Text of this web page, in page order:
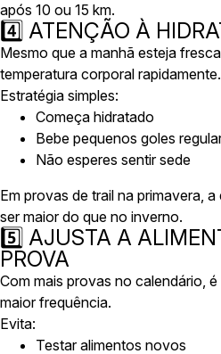
após 10 ou 15 km.
4️⃣ ATENÇÃO À
Mesmo que a manhã esteja
temperatura corporal rapidamente.
Estratégia simples:
Começa hidratado
Bebe pequenos goles
Não esperes sentir sede
Em provas de trail na primavera,
ser maior do que no inverno.
5️⃣ AJUSTA A
PROVA
Com mais provas no calendário,
maior frequência.
Evita:
Testar alimentos novos